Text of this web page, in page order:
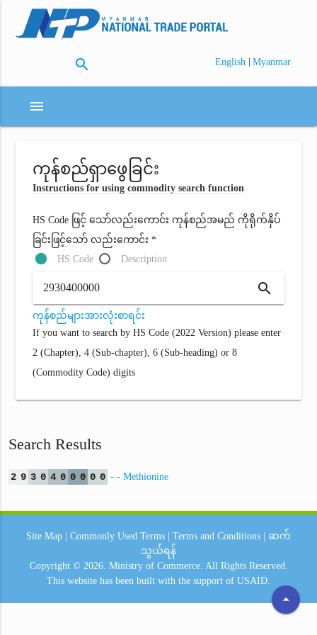
search English | Myanmar
menu
ကုန်စည်ရှာဖွေခြင်း
Instructions for using commodity search function
HS Code ဖြင့် သော်လည်းကောင်း ကုန်စည်အမည် ကိုရိုက်နှိပ်
ခြင်းဖြင့်သော် လည်းကောင်း *
HS Code
Description
search
ကုန်စည်များအားလုံးစာရင်း
If you want to search by HS Code (2022 Version) please enter
2 (Chapter), 4 (Sub-chapter), 6 (Sub-heading) or 8
(Commodity Code) digits
Search Results
2 9 3 0 4 0 0 0 0 0 - - Methionine
arrow_drop_up
Site Map Commonly Used Terms Terms and Conditions
ဆက်
သွယ်ရန်
Copyright © 2026. Ministry of Commerce. All Rights Reserved.
This website has been built with the support of USAID.